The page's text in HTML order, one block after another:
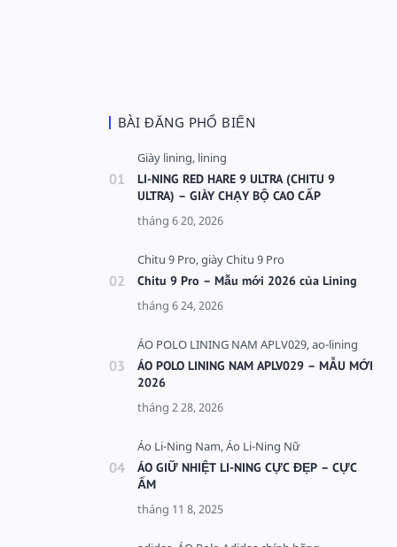
BÀI ĐĂNG PHỔ BIẾN
LI-NING RED HARE 9 ULTRA (CHITU 9
ULTRA) – GIÀY CHẠY BỘ CAO CẤP
Chitu 9 Pro – Mẫu mới 2026 của Lining
ÁO POLO LINING NAM APLV029 – MẪU MỚI
2026
ÁO GIỮ NHIỆT LI-NING CỰC ĐẸP – CỰC
ẤM